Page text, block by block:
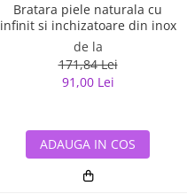
Bratara piele naturala cu
infinit si inchizatoare din inox
de la
171,84 Lei
91,00 Lei
ADAUGA IN COS